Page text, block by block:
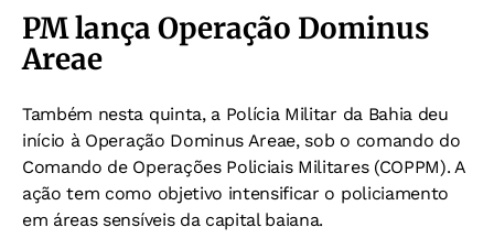
PM lança Operação Dominus
Areae
Também nesta quinta, a Polícia Militar da Bahia deu
início à Operação Dominus Areae, sob o comando do
Comando de Operações Policiais Militares (COPPM). A
ação tem como objetivo intensificar o policiamento
em áreas sensíveis da capital baiana.